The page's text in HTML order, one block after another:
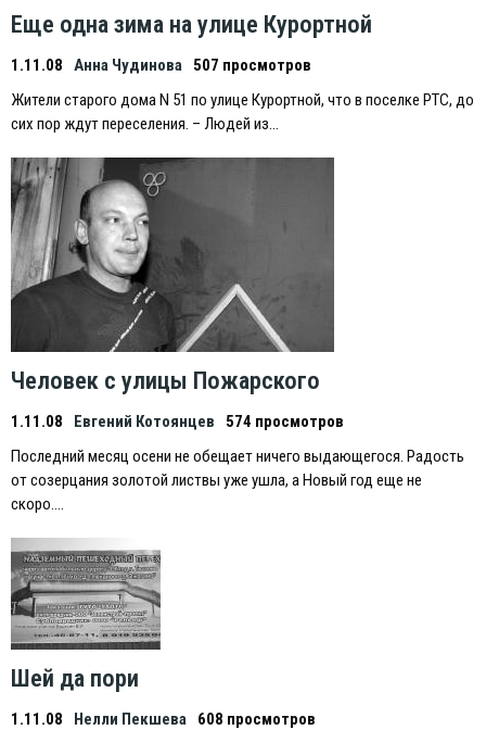
Еще одна зима на улице Курортной
1.11.08 Анна Чудинова
507 просмотров
Жители старого дома N 51 по улице Курортной, что в поселке РТС, до
сих пор ждут переселения. – Людей из…
Человек с улицы Пожарского
1.11.08 Евгений Котоянцев
574 просмотров
Последний месяц осени не обещает ничего выдающегося. Радость
от созерцания золотой листвы уже ушла, а Новый год еще не
скоро….
Шей да пори
1.11.08 Нелли Пекшева 608 просмотров